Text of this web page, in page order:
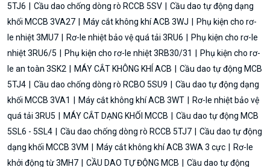
5TJ6
Cầu dao chống dòng rò RCCB 5SV
Cầu dao tự động dạng
khối MCCB 3VA27
Máy cắt không khí ACB 3WJ
Phụ kiện cho rơ-
le nhiệt 3MU7
Rơ-le nhiệt bảo vệ quá tải 3RU6
Phụ kiện cho rơ-le
nhiệt 3RU6/5
Phụ kiện cho rơ-le nhiệt 3RB30/31
Phụ kiện cho rơ-
le an toàn 3SK2
MÁY CẮT KHÔNG KHÍ ACB
Cầu dao tự động MCB
5TJ4
Cầu dao chống dòng rò RCBO 5SU9
Cầu dao tự động dạng
khối MCCB 3VA1
Máy cắt không khí ACB 3WT
Rơ-le nhiệt bảo vệ
quá tải 3RU5
MÁY CẮT DẠNG KHỐI MCCB
Cầu dao tự động MCB
5SL6 - 5SL4
Cầu dao chống dòng rò RCCB 5TJ7
Cầu dao tự động
dạng khối MCCB 3VM
Máy cắt không khí ACB 3WA 3 cực
Rơ-le
khởi động từ 3MH7
CẦU DAO TỰ ĐỘNG MCB
Cầu dao tự động